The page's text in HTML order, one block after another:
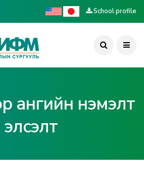
School profile
ангийн нэмэлт
элсэлт